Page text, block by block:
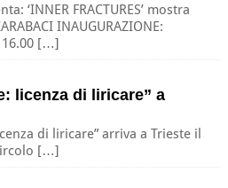
‘INNER FRACTURES’ mostra
INAUGURAZIONE:
16.00 […]
licenza di liricare” a
di liricare” arriva a Trieste il
[…]